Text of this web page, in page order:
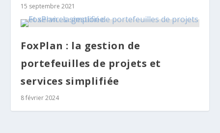
15 septembre 2021
FoxPlan : la gestion de
portefeuilles de projets et
services simplifiée
8 février 2024